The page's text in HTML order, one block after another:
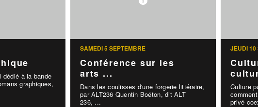
dédié à la bande
graphiques,
SAMEDI 5 SEPTEMBRE
Conférence sur les
arts ...
Dans les coulisses d'une forgerie littéraire,
par ALT236 Quentin Boëton, dit ALT
236, ...
JEUDI 10
Culture
privé